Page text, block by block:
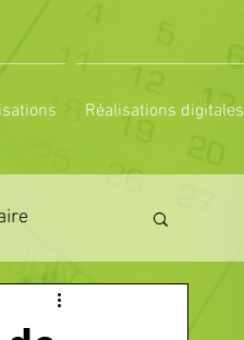
Réalisations digitales